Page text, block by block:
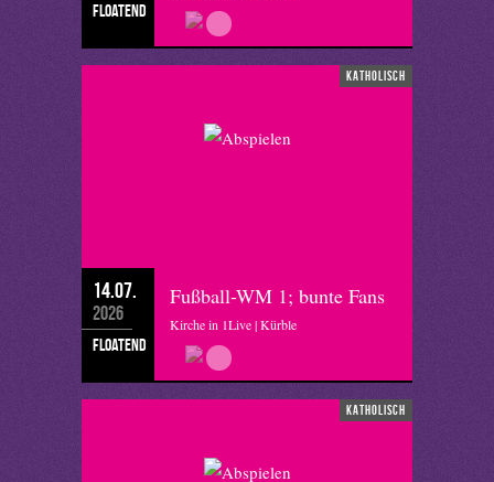
floatend
katholisch
14.07.
2026
floatend
Fußball-WM 1; bunte Fans
Kirche in 1Live | Kürble
katholisch